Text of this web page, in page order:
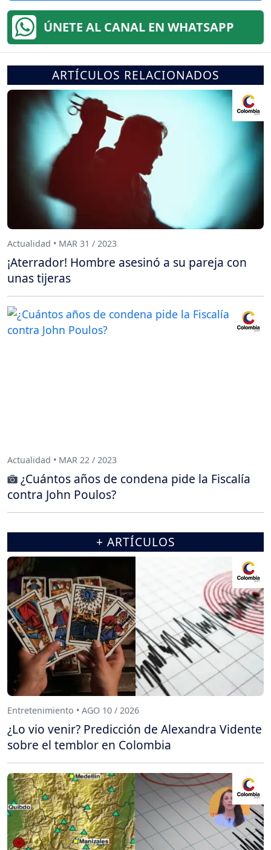
ÚNETE AL CANAL EN WHATSAPP
ARTÍCULOS RELACIONADOS
Actualidad • MAR 31 / 2023
¡Aterrador! Hombre asesinó a su pareja con
unas tijeras
Actualidad • MAR 22 / 2023
¿Cuántos años de condena pide la Fiscalía
contra John Poulos?
+ ARTÍCULOS
Entretenimiento • AGO 10 / 2026
¿Lo vio venir? Predicción de Alexandra Vidente
sobre el temblor en Colombia